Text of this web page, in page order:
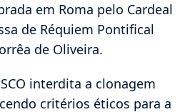
em Roma pelo Cardeal
de Réquiem Pontifical
de Oliveira.
interdita a clonagem
critérios éticos para a